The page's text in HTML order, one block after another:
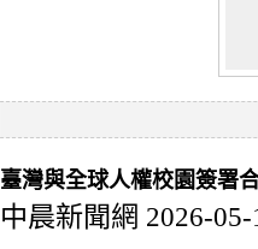
臺灣與全球人權校園簽署
中晨新聞網 2026-05-